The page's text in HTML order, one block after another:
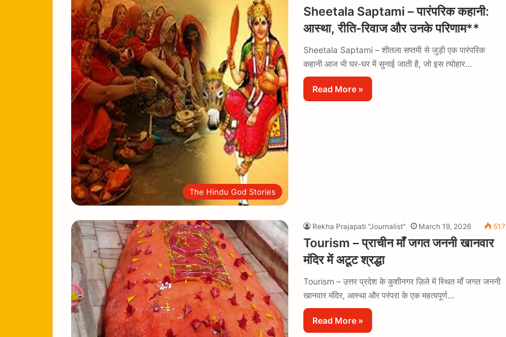
The Hindu God Stories
Sheetala Saptami – पारंपरिक कहानी:
आस्था, रीति-रिवाज और उनके परिणाम**
Sheetala Saptami – शीतला सप्तमी से जुड़ी एक पारंपरिक
कहानी आज भी घर-घर में सुनाई जाती है, जो इस त्योहार…
Read More »
Rekha Prajapati "Journalist" March 19, 2026 517
Tourism – प्राचीन माँ जगत जननी खानवार
मंदिर में अटूट श्रद्धा
Tourism – उत्तर प्रदेश के कुशीनगर ज़िले में स्थित माँ जगत जननी
खानवार मंदिर, आस्था और परंपरा के एक महत्वपूर्ण…
Read More »